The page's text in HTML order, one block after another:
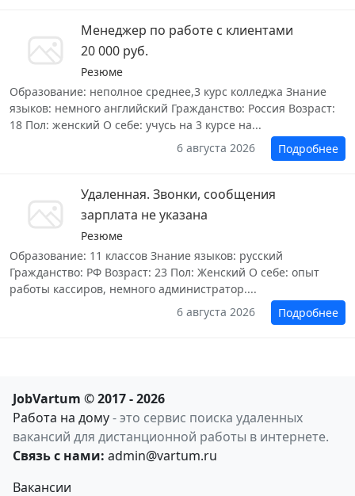
Менеджер по работе с клиентами
20 000 руб.
Резюме
Образование: неполное среднее,3 курс колледжа Знание
языков: немного английский Гражданство: Россия Возраст:
18 Пол: женский О себе: учусь на 3 курсе на...
6 августа 2026
Подробнее
Удаленная. Звонки, сообщения
зарплата не указана
Резюме
Образование: 11 классов Знание языков: русский
Гражданство: РФ Возраст: 23 Пол: Женский О себе: опыт
работы кассиров, немного администратор....
6 августа 2026
Подробнее
JobVartum © 2017 - 2026
Работа на дому- это сервис поиска удаленных
вакансий для дистанционной работы в интернете.
Связь с нами: admin@vartum.ru
Вакансии